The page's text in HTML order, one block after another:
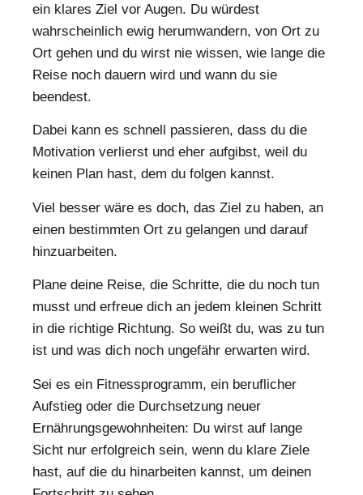
ein klares Ziel vor Augen. Du würdest
wahrscheinlich ewig herumwandern, von Ort zu
Ort gehen und du wirst nie wissen, wie lange die
Reise noch dauern wird und wann du sie
beendest.
Dabei kann es schnell passieren, dass du die
Motivation verlierst und eher aufgibst, weil du
keinen Plan hast, dem du folgen kannst.
Viel besser wäre es doch, das Ziel zu haben, an
einen bestimmten Ort zu gelangen und darauf
hinzuarbeiten.
Plane deine Reise, die Schritte, die du noch tun
musst und erfreue dich an jedem kleinen Schritt
in die richtige Richtung. So weißt du, was zu tun
ist und was dich noch ungefähr erwarten wird.
Sei es ein Fitnessprogramm, ein beruflicher
Aufstieg oder die Durchsetzung neuer
Ernährungsgewohnheiten: Du wirst auf lange
Sicht nur erfolgreich sein, wenn du klare Ziele
hast, auf die du hinarbeiten kannst, um deinen